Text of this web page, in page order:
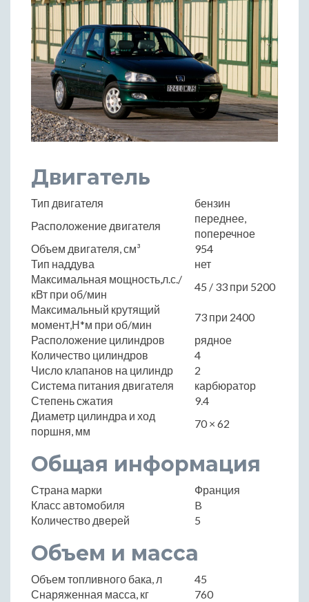
Двигатель
Тип двигателя
бензин
Расположение двигателя
переднее,
поперечное
Объем двигателя, см³
954
Тип наддува
нет
Максимальная мощность,л.с./
кВт при об/мин
45 / 33 при 5200
Максимальный крутящий
момент,Н*м при об/мин
73 при 2400
Расположение цилиндров
рядное
Количество цилиндров
4
Число клапанов на цилиндр
2
Система питания двигателя
карбюратор
Степень сжатия
9.4
Диаметр цилиндра и ход
поршня, мм
70 × 62
Общая информация
Страна марки
Франция
Класс автомобиля
B
Количество дверей
5
Объем и масса
Объем топливного бака, л
45
Снаряженная масса, кг
760